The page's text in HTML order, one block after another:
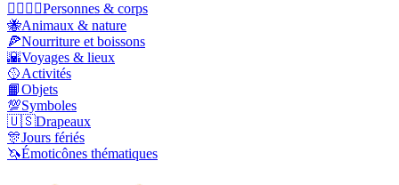
👩‍❤️‍💋‍👨Personnes & corps
🐝Animaux & nature
🍕Nourriture et boissons
🌇Voyages & lieux
🥎Activités
📙Objets
💯Symboles
🇺🇸Drapeaux
🎊Jours fériés
🦄Émoticônes thématiques